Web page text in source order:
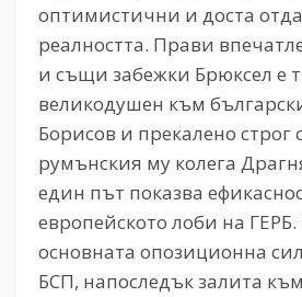
оптимистични и доста
реалността. Прави
и същи забежки Брюксел е
великодушен към
Борисов и прекалено строг
румънския му колега
един път показва
европейското лоби на ГЕРБ.
основната опозиционна
БСП, напоследък залита